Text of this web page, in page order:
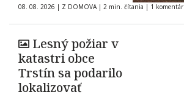
08. 08. 2026 | Z DOMOVA | 2 min. čítania | 1 komentár
Lesný požiar v
katastri obce
Trstín sa podarilo
lokalizovať